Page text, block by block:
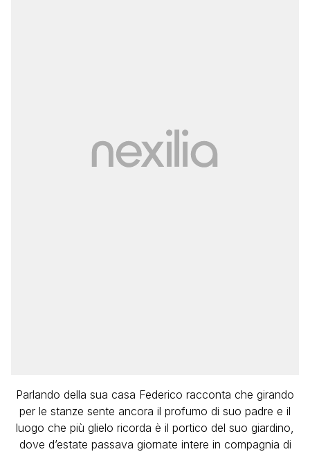
Parlando della sua casa Federico racconta che girando
per le stanze sente ancora il profumo di suo padre e il
luogo che più glielo ricorda è il portico del suo giardino,
dove d’estate passava giornate intere in compagnia di